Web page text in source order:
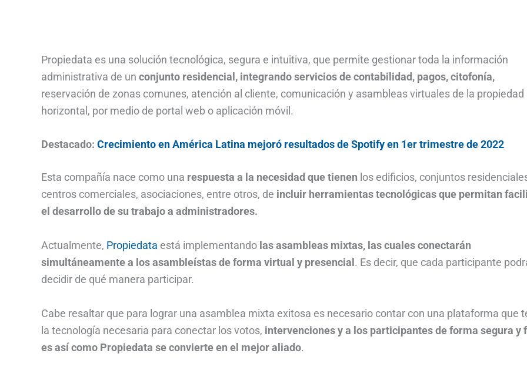
Propiedata es una solución tecnológica, segura e intuitiva, que permite gestionar toda la información
administrativa de un conjunto residencial, integrando servicios de contabilidad, pagos, citofonía,
reservación de zonas comunes, atención al cliente, comunicación y asambleas virtuales de la propiedad
horizontal, por medio de portal web o aplicación móvil.
Destacado: Crecimiento en América Latina mejoró resultados de Spotify en 1er trimestre de 2022
Esta compañía nace como una respuesta a la necesidad que tienen los edificios, conjuntos
centros comerciales, asociaciones, entre otros, de incluir herramientas tecnológicas que permitan
el desarrollo de su trabajo a administradores.
Actualmente, Propiedata está implementando las asambleas mixtas, las cuales conectarán
simultáneamente a los asambleístas de forma virtual y presencial . Es decir, que cada participante
decidir de qué manera participar.
Cabe resaltar que para lograr una asamblea mixta exitosa es necesario contar con una plataforma que
la tecnología necesaria para conectar los votos, intervenciones y a los participantes de forma segura y
es así como Propiedata se convierte en el mejor aliado.